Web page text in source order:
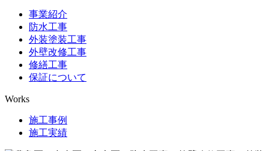
事業紹介
防水工事
外装塗装工事
外壁改修工事
修繕工事
保証について
Works
施工事例
施工実績